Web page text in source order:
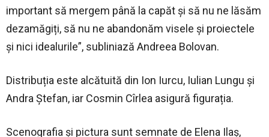
important să mergem până la capăt și să nu ne lăsăm
dezamăgiți, să nu ne abandonăm visele și proiectele
și nici idealurile”, subliniază Andreea Bolovan.
Distribuția este alcătuită din Ion Iurcu, Iulian Lungu și
Andra Ștefan, iar Cosmin Cîrlea asigură figurația.
Scenografia și pictura sunt semnate de Elena Ilaș,